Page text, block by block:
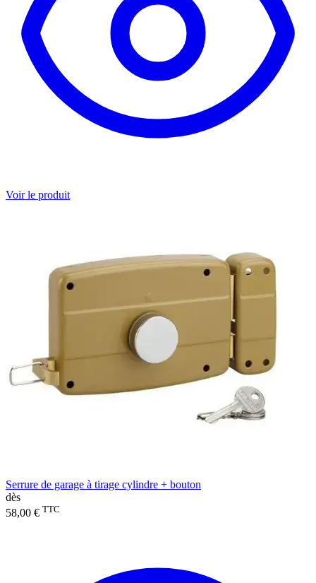
Voir le produit
Serrure de garage à tirage cylindre + bouton
dès
58,00 € TTC